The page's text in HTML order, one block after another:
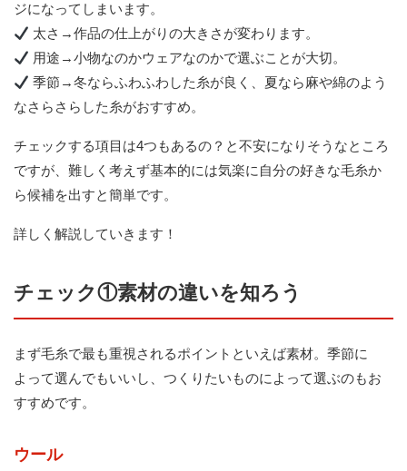
ジになってしまいます。
太さ→作品の仕上がりの大きさが変わります。
用途→小物なのかウェアなのかで選ぶことが大切。
季節→冬ならふわふわした糸が良く、夏なら麻や綿のよう
なさらさらした糸がおすすめ。
チェックする項目は4つもあるの？と不安になりそうなところ
ですが、難しく考えず基本的には気楽に自分の好きな毛糸か
ら候補を出すと簡単です。
詳しく解説していきます！
チェック①素材の違いを知ろう
まず毛糸で最も重視されるポイントといえば素材。季節に
よって選んでもいいし、つくりたいものによって選ぶのもお
すすめです。
ウール